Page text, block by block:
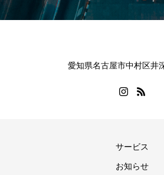
愛知県名古屋市中村区井
サービス
お知らせ